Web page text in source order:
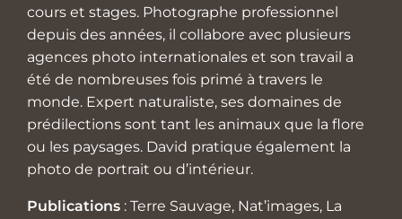
cours et stages. Photographe professionnel
depuis des années, il collabore avec plusieurs
agences photo internationales et son travail a
été de nombreuses fois primé à travers le
monde. Expert naturaliste, ses domaines de
prédilections sont tant les animaux que la flore
ou les paysages. David pratique également la
photo de portrait ou d’intérieur.
Publications : Terre Sauvage, Nat’images, La